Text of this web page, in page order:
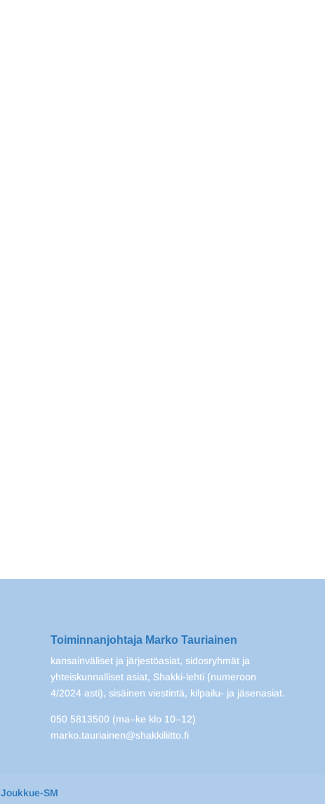
Toiminnanjohtaja Marko Tauriainen
kansainväliset ja järjestöasiat, sidosryhmät ja
yhteiskunnalliset asiat, Shakki-lehti (numeroon
4/2024 asti), sisäinen viestintä, kilpailu- ja jäsenasiat.
050 5813500 (ma–ke klo 10–12)
marko.tauriainen@shakkiliitto.fi
Joukkue-SM